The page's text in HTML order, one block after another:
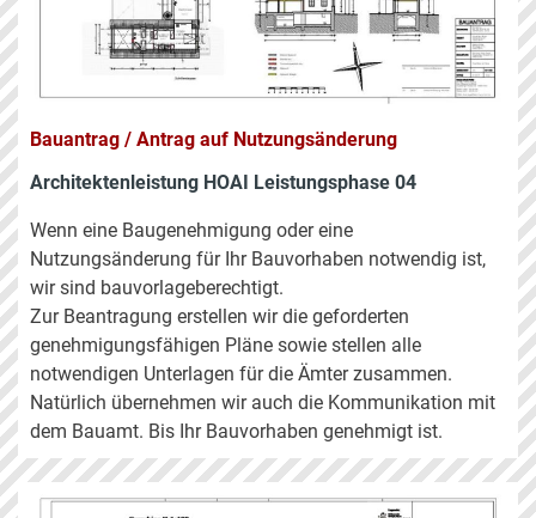
Bauantrag / Antrag auf Nutzungsänderung
Architektenleistung HOAI Leistungsphase 04
Wenn eine Baugenehmigung oder eine
Nutzungsänderung für Ihr Bauvorhaben notwendig ist,
wir sind bauvorlageberechtigt.
Zur Beantragung erstellen wir die geforderten
genehmigungsfähigen Pläne sowie stellen alle
notwendigen Unterlagen für die Ämter zusammen.
Natürlich übernehmen wir auch die Kommunikation mit
dem Bauamt. Bis Ihr Bauvorhaben genehmigt ist.